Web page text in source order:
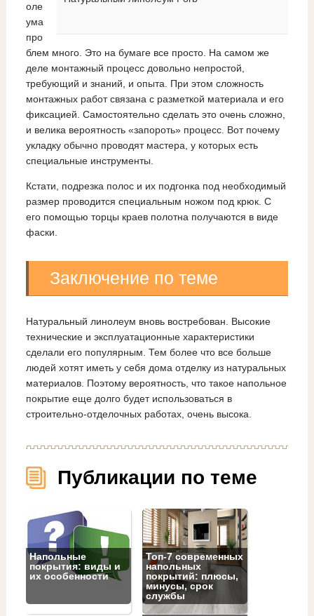
оле
ума
про
блем много. Это на бумаге все просто. На самом же
деле монтажный процесс довольно непростой,
требующий и знаний, и опыта. При этом сложность
монтажных работ связана с разметкой материала и его
фиксацией. Самостоятельно сделать это очень сложно,
и велика вероятность «запороть» процесс. Вот почему
укладку обычно проводят мастера, у которых есть
специальные инструменты.
Кстати, подрезка полос и их подгонка под необходимый
размер проводится специальным ножом под крюк. С
его помощью торцы краев полотна получаются в виде
фаски.
Заключение по теме
Натуральный линолеум вновь востребован. Высокие
технические и эксплуатационные характеристики
сделали его популярным. Тем более что все больше
людей хотят иметь у себя дома отделку из натуральных
материалов. Поэтому вероятность, что такое напольное
покрытие еще долго будет использоваться в
строительно-отделочных работах, очень высока.
Публикации по теме
Напольные
покрытия: виды и
их особенности
Топ‑7 современных
напольных
покрытий: плюсы,
минусы, срок
службы